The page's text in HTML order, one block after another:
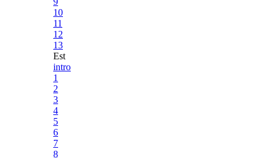
10
11
12
13
Est
intro
1
2
3
4
5
6
7
8